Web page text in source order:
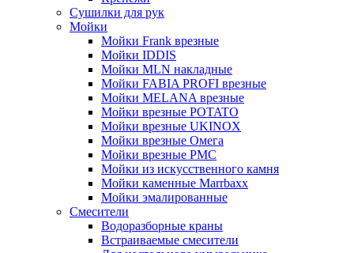
Сушилки для рук
Мойки
Мойки Frank врезные
Мойки IDDIS
Мойки MLN накладные
Мойки FABIA PROFI врезные
Мойки MELANA врезные
Мойки врезные POTATO
Мойки врезные UKINOX
Мойки врезные Омега
Мойки врезные РМС
Мойки из искусственного камня
Мойки каменные Marrbaxx
Мойки эмалированные
Смесители
Водоразборные краны
Встраиваемые смесители